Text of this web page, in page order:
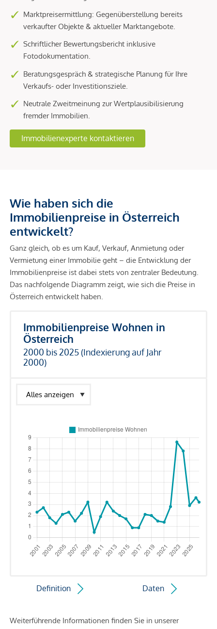
Marktpreisermittlung: Gegenüberstellung bereits
verkaufter Objekte & aktueller Marktangebote.
Schriftlicher Bewertungsbericht inklusive
Fotodokumentation.
Beratungsgespräch & strategische Planung für Ihre
Verkaufs- oder Investitionsziele.
Neutrale Zweitmeinung zur Wertplausibilisierung
fremder Immobilien.
Immobilienexperte kontaktieren
Wie haben sich die
Immobilienpreise in Österreich
entwickelt?
Ganz gleich, ob es um Kauf, Verkauf, Anmietung oder
Vermietung einer Immobilie geht – die Entwicklung der
Immobilienpreise ist dabei stets von zentraler Bedeutung.
Das nachfolgende Diagramm zeigt, wie sich die Preise in
Österreich entwickelt haben.
Immobilienpreise Wohnen in
Österreich
2000 bis 2025 (Indexierung auf Jahr
2000)
Definition Daten
Weiterführende Informationen finden Sie in unserer